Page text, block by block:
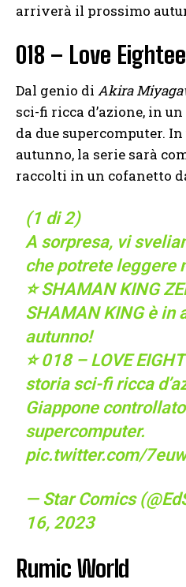
arriverà il prossimo
018 – Love
Dal genio di Akira
sci-fi ricca d’azione, in
da due supercomputer.
autunno, la serie sarà
raccolti in un cofanetto
(1 di 2)
A sorpresa, vi
che potrete leggere
⭐ SHAMAN KING
SHAMAN KING è in
autunno!
⭐ 018 – LOVE
storia sci-fi ricca
Giappone
supercomputer.
pic.twitter.com/
— Star Comics
16, 2023
Rumic World